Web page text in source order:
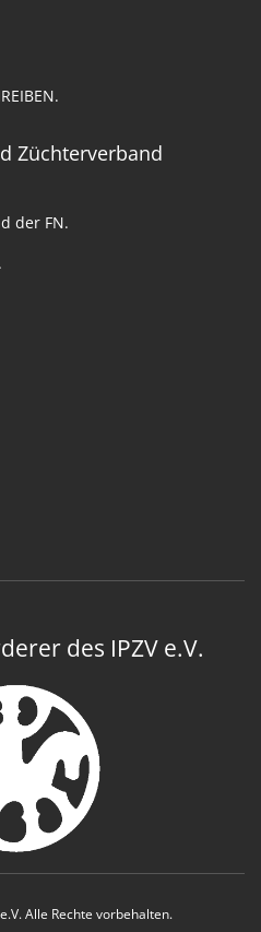
Züchterverband
der FN.
des IPZV e.V.
Alle Rechte vorbehalten.